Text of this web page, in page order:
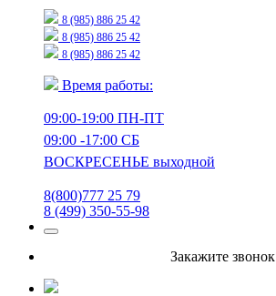
8 (985) 886 25 42
8 (985) 886 25 42
8 (985) 886 25 42
Время работы:
09:00-19:00 ПН-ПТ
09:00 -17:00 СБ
ВОСКРЕСЕНЬЕ выходной
8(800)777 25 79
8 (499) 350-55-98
Закажите звонок